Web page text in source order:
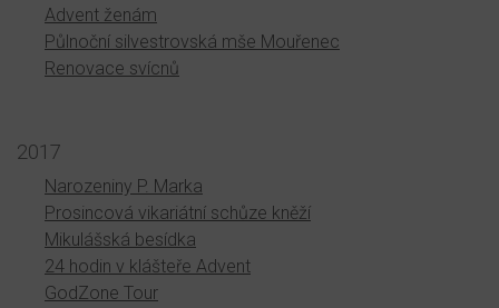
Advent ženám
Půlnoční silvestrovská mše Mouřenec
Renovace svícnů
2017
Narozeniny P. Marka
Prosincová vikariátní schůze kněží
Mikulášská besídka
24 hodin v klášteře Advent
GodZone Tour